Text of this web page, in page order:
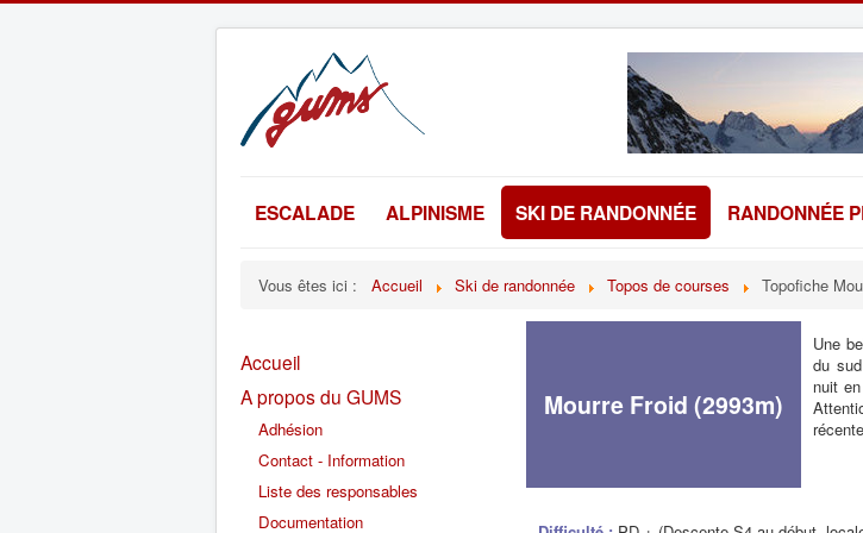
ESCALADE ALPINISME SKI DE RANDONNÉE RANDONNÉE
Vous êtes ici : Accueil Ski de randonnée Topos de courses Topofiche
Accueil
A propos du GUMS
Adhésion
Contact - Information
Liste des responsables
Documentation
Mourre Froid (2993m)
Une
du
nuit